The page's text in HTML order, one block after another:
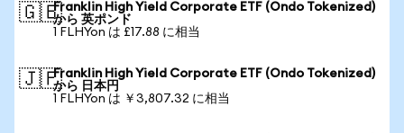
🇬🇧Franklin High Yield Corporate ETF (Ondo Tokenized)
から 英ポンド
1 FLHYon は £17.88 に相当
🇯🇵Franklin High Yield Corporate ETF (Ondo Tokenized)
から 日本円
1 FLHYon は ￥3,807.32 に相当